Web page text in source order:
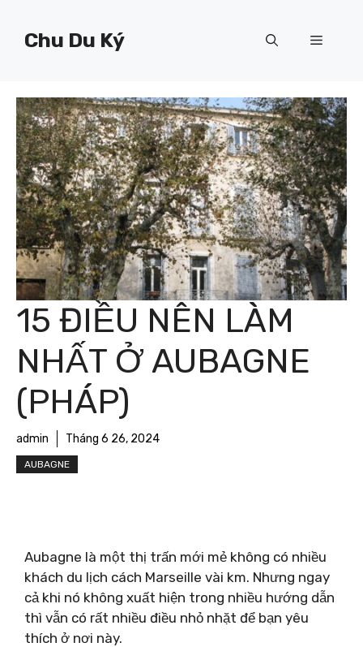
Chu Du Ký Menu
15 ĐIỀU NÊN LÀM
NHẤT Ở AUBAGNE
(PHÁP)
admin Tháng 6 26, 2024
AUBAGNE
Aubagne là một thị trấn mới mẻ không có nhiều
khách du lịch cách Marseille vài km. Nhưng ngay
cả khi nó không xuất hiện trong nhiều hướng dẫn
thì vẫn có rất nhiều điều nhỏ nhặt để bạn yêu
thích ở nơi này.